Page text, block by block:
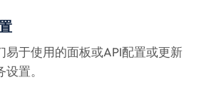
易于使用的面板或API配置或更新
置。